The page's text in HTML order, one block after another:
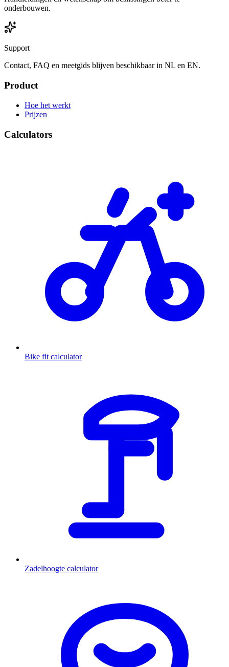
onderbouwen.
Support
Contact, FAQ en meetgids blijven beschikbaar in NL en EN.
Product
Hoe het werkt
Prijzen
Calculators
Bike fit calculator
Zadelhoogte calculator